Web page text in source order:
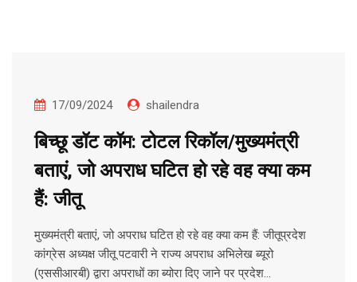
17/09/2024 shailendra
बिच्छू डॉट कॉम: टोटल रिकॉल/मुख्यमंत्री
बताएं, जो अपराध घटित हो रहे वह क्या कम
हैं: जीतू
मुख्यमंत्री बताएं, जो अपराध घटित हो रहे वह क्या कम हैं: जीतूप्रदेश
कांग्रेस अध्यक्ष जीतू पटवारी ने राज्य अपराध अभिलेख ब्यूरो
(एससीआरबी) द्वारा अपराधों का ब्योरा दिए जाने पर प्रदेश…